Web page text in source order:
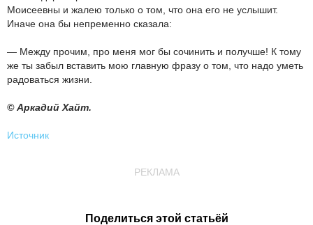
Моисеевны и жалею только о том, что она его не услышит.
Иначе она бы непременно сказала:
— Между прочим, про меня мог бы сочинить и получше! К тому
же ты забыл вставить мою главную фразу о том, что надо уметь
радоваться жизни.
© Аркадий Хайт.
Источник
РЕКЛАМА
Поделиться этой статьёй